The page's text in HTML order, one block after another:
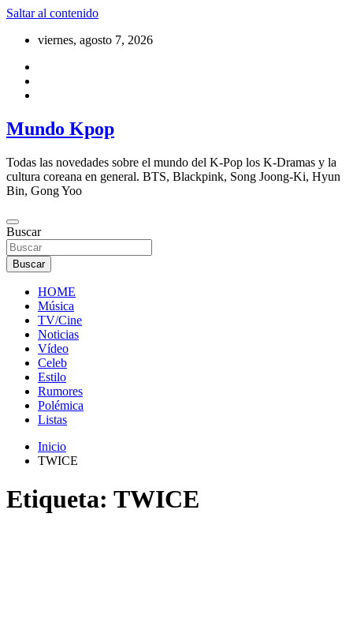
Saltar al contenido
viernes, agosto 7, 2026
Mundo Kpop
Todas las novedades sobre el mundo del K-Pop los K-Dramas y la
cultura coreana en general. BTS, Blackpink, Song Joong-Ki, Hyun
Bin, Gong Yoo
Buscar
Buscar
HOME
Música
TV/Cine
Noticias
Vídeo
Celeb
Estilo
Rumores
Polémica
Listas
Inicio
TWICE
Etiqueta: TWICE